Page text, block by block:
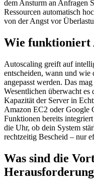
dem Ansturm an Anfragen
Ressourcen automatisch
von der Angst vor
Wie funktioniert
Autoscaling greift auf
entscheiden, wann und wie
angepasst werden. Das
Wesentlichen überwacht es
Kapazität der Server in
Amazon EC2 oder Google
Funktionen bereits
die Uhr, ob dein System
rechtzeitig Bescheid – nur
Was sind die